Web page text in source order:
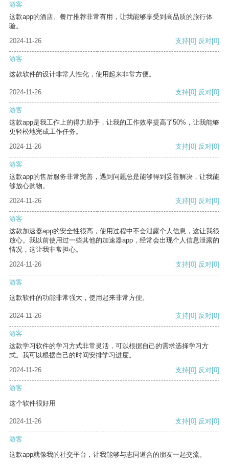
游客
这款app的酒店、餐厅推荐非常有用，让我能够享受到高品质的旅行体
验。
2024-11-26
支持[0] 反对[0]
游客
这款软件的设计非常人性化，使用起来非常方便。
2024-11-26 支持[0] 反对[0]
游客
这款app是我工作上的得力助手，让我的工作效率提高了50%，让我能够
更轻松地完成工作任务。
2024-11-26
支持[0] 反对[0]
游客
这款app的售后服务非常完善，遇到问题总是能够得到妥善解决，让我能
够放心购物。
2024-11-26
支持[0] 反对[0]
游客
这款加速器app的安全性很高，使用过程中不会泄露个人信息，这让我很
放心。我以前使用过一些其他的加速器app，经常会出现个人信息泄露的
情况，这让我非常担心。
2024-11-26
支持[0] 反对[0]
游客
这款软件的功能非常强大，使用起来非常方便。
2024-11-26 支持[0] 反对[0]
游客
这款学习软件的学习方式非常灵活，可以根据自己的需求选择学习方
式。我可以根据自己的时间安排学习进度。
2024-11-26
支持[0] 反对[0]
游客
这个软件很好用
2024-11-26 支持[0] 反对[0]
游客
这款app就像我的社交平台，让我能够与志同道合的朋友一起交流。